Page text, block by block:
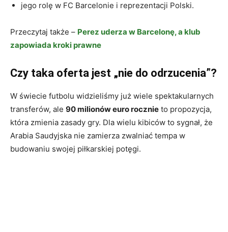
jego rolę w FC Barcelonie i reprezentacji Polski.
Przeczytaj także – Perez uderza w Barcelonę, a klub
zapowiada kroki prawne
Czy taka oferta jest „nie do odrzucenia”?
W świecie futbolu widzieliśmy już wiele spektakularnych
transferów, ale 90 milionów euro rocznie to propozycja,
która zmienia zasady gry. Dla wielu kibiców to sygnał, że
Arabia Saudyjska nie zamierza zwalniać tempa w
budowaniu swojej piłkarskiej potęgi.